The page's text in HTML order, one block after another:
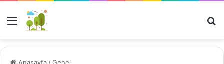
Menü
Anasayfa /Genel